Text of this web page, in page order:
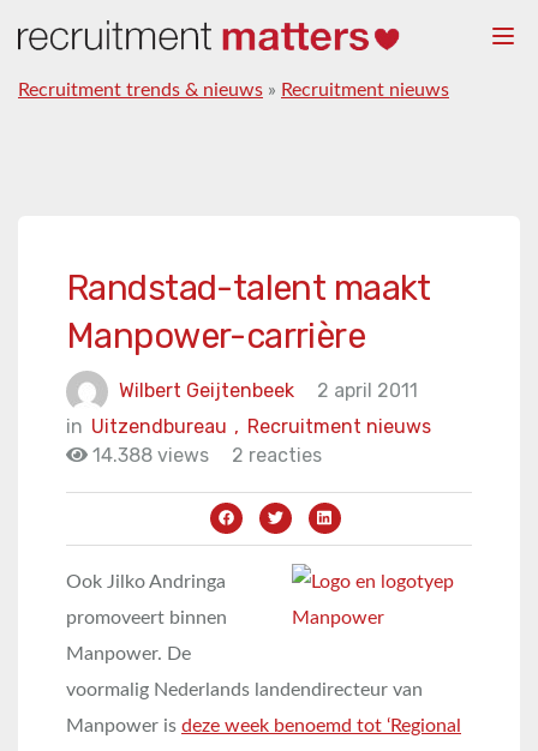
Recruitment trends & nieuws » Recruitment nieuws
Randstad-talent maakt
Manpower-carrière
Wilbert Geijtenbeek
2 april 2011
in
Recruitment nieuws
Uitzendbureau ,
14.388 views
2 reacties
Ook Jilko Andringa
promoveert binnen
Manpower. De
voormalig Nederlands landendirecteur van
Manpower is deze week benoemd tot ‘Regional